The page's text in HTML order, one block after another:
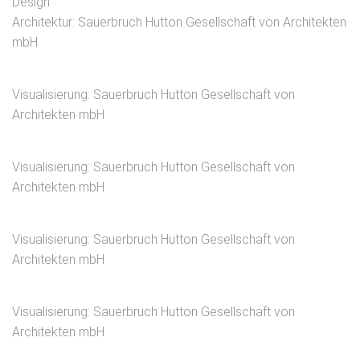
Architektur: Sauerbruch Hutton Gesellschaft von Architekten
mbH
Visualisierung: Sauerbruch Hutton Gesellschaft von
Architekten mbH
Visualisierung: Sauerbruch Hutton Gesellschaft von
Architekten mbH
Visualisierung: Sauerbruch Hutton Gesellschaft von
Architekten mbH
Visualisierung: Sauerbruch Hutton Gesellschaft von
Architekten mbH